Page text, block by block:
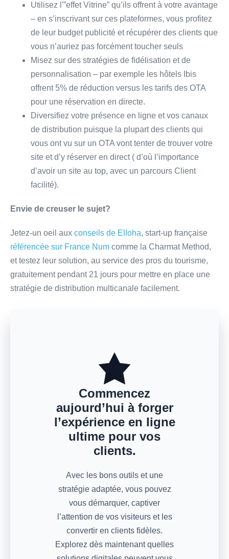
Utilisez l'”effet Vitrine” qu’ils offrent à votre avantage
– en s’inscrivant sur ces plateformes, vous profitez
de leur budget publicité et récupérer des clients que
vous n’auriez pas forcément toucher seuls
Misez sur des stratégies de fidélisation et de
personnalisation – par exemple les hôtels Ibis
offrent 5% de réduction versus les tarifs des OTA
pour une réservation en directe.
Diversifiez votre présence en ligne et vos canaux
de distribution puisque la plupart des clients qui
vous ont vu sur un OTA vont tenter de trouver votre
site et d’y réserver en direct ( d’où l’importance
d’avoir un site au top, avec un parcours Client
facilité).
Envie de creuser le sujet?
Jetez-un oeil aux conseils de Elloha, start-up française
référencée sur France Num comme la Charmat Method,
et testez leur solution, au service des pros du tourisme,
gratuitement pendant 21 jours pour mettre en place une
stratégie de distribution multicanale facilement.
Commencez
aujourd’hui à forger
l’expérience en ligne
ultime pour vos
clients.
Avec les bons outils et une
stratégie adaptée, vous pouvez
vous démarquer, captiver
l’attention de vos visiteurs et les
convertir en clients fidèles.
Explorez dès maintenant quelles